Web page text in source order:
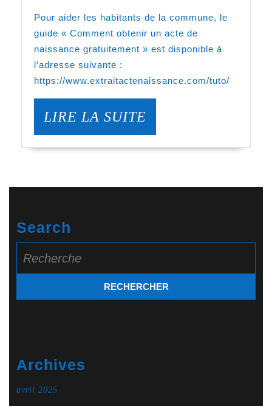
Pour aider les habitants de la commune, le
guide « Comment obtenir un acte de
naissance gratuitement » est disponible à
l’adresse suivante :
https://www.extraitactenaissance.com/tuto/
LIRE LA SUITE
LA
Search
for:
Archives
avril 2025